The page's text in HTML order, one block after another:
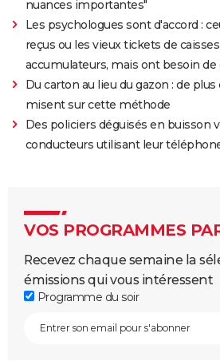
nuances importantes"
Les psychologues sont d'accord :
reçus ou les vieux tickets de
accumulateurs, mais ont besoin de
Du carton au lieu du gazon : de
misent sur cette méthode
Des policiers déguisés en buisson
conducteurs utilisant leur
VOS PROGRAMMES
Recevez chaque semaine la
émissions qui vous intéressent
Programme du soir